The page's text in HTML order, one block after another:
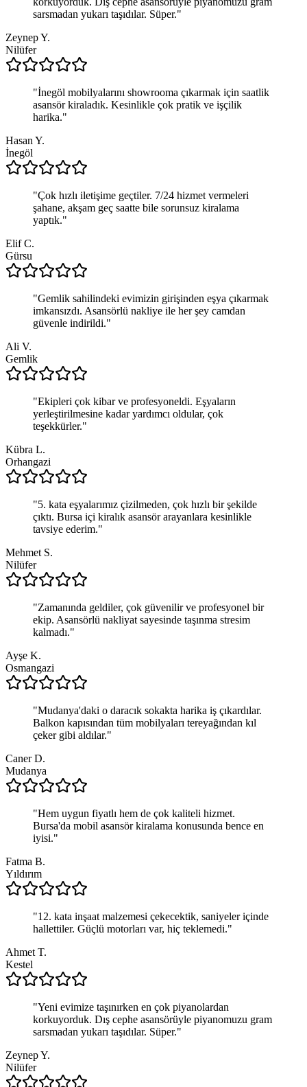
sarsmadan yukarı taşıdılar. Süper."
Zeynep Y.
Nilüfer
"İnegöl mobilyalarını showrooma çıkarmak için saatlik
asansör kiraladık. Kesinlikle çok pratik ve işçilik
harika."
Hasan Y.
İnegöl
"Çok hızlı iletişime geçtiler. 7/24 hizmet vermeleri
şahane, akşam geç saatte bile sorunsuz kiralama
yaptık."
Elif C.
Gürsu
"Gemlik sahilindeki evimizin girişinden eşya çıkarmak
imkansızdı. Asansörlü nakliye ile her şey camdan
güvenle indirildi."
Ali V.
Gemlik
"Ekipleri çok kibar ve profesyoneldi. Eşyaların
yerleştirilmesine kadar yardımcı oldular, çok
teşekkürler."
Kübra L.
Orhangazi
"5. kata eşyalarımız çizilmeden, çok hızlı bir şekilde
çıktı. Bursa içi kiralık asansör arayanlara kesinlikle
tavsiye ederim."
Mehmet S.
Nilüfer
"Zamanında geldiler, çok güvenilir ve profesyonel bir
ekip. Asansörlü nakliyat sayesinde taşınma stresim
kalmadı."
Ayşe K.
Osmangazi
"Mudanya'daki o daracık sokakta harika iş çıkardılar.
Balkon kapısından tüm mobilyaları tereyağından kıl
çeker gibi aldılar."
Caner D.
Mudanya
"Hem uygun fiyatlı hem de çok kaliteli hizmet.
Bursa'da mobil asansör kiralama konusunda bence en
iyisi."
Fatma B.
Yıldırım
"12. kata inşaat malzemesi çekecektik, saniyeler içinde
hallettiler. Güçlü motorları var, hiç teklemedi."
Ahmet T.
Kestel
"Yeni evimize taşınırken en çok piyanolardan
korkuyorduk. Dış cephe asansörüyle piyanomuzu gram
sarsmadan yukarı taşıdılar. Süper."
Zeynep Y.
Nilüfer